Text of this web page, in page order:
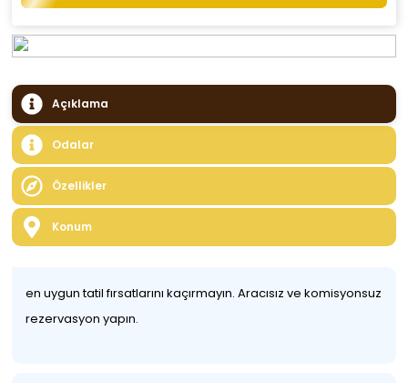
Açıklama
Odalar
Özellikler
Konum
en uygun tatil fırsatlarını kaçırmayın. Aracısız ve komisyonsuz
rezervasyon yapın.